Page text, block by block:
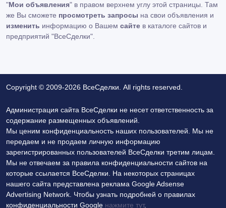
"Мои объявления" в правом верхнем углу этой страницы. Там
же Вы сможете просмотреть запросы на свои объявления и
изменить информацию о Вашем сайте в каталоге сайтов и
предприятий "ВсеСделки".
Copyright © 2009-2026 ВсеСделки. All rights reserved.
Администрация сайта ВсеСделки не несет ответственность за
содержание размещенных объявлений.
Мы ценим конфиденциальность наших пользователей. Мы не
передаем и не продаем личную информацию
зарегистрированных пользователей ВсеСделки третим лицам.
Мы не отвечаем за правила конфиденциальности сайтов на
которые ссылается ВсеСделки. На некоторых страницах
нашего сайта представлена реклама Google Adsense
Advertising Network. Чтобы узнать подробней о правилах
конфиденциальности Google нажмите тут.